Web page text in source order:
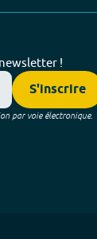
!
S'inscrire
par voie électronique.